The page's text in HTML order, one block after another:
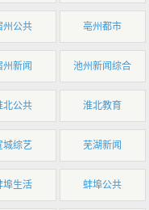
州公共 亳州都市
州新闻 池州新闻综合
北公共 淮北教育
城综艺 芜湖新闻
埠生活 蚌埠公共